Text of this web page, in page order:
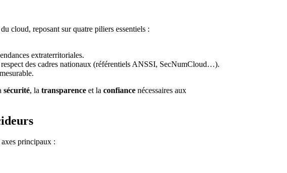
du cloud, reposant sur quatre piliers essentiels :
extraterritoriales.
des cadres nationaux (référentiels ANSSI, SecNumCloud…).
sécurité, la transparence et la confiance nécessaires aux
principaux :